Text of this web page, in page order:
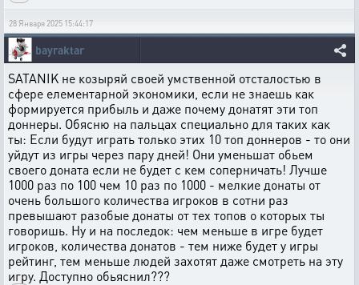
28 Января 2025 15:44:17
bayraktar
SATANIK не козыряй своей умственной отсталостью в
сфере елементарной экономики, если не знаешь как
формируется прибыль и даже почему донатят эти топ
доннеры. Обясню на пальцах специально для таких как
ты: Если будут играть только этих 10 топ доннеров - то они
уйдут из игры через пару дней! Они уменьшат обьем
своего доната если не будет с кем соперничать! Лучше
1000 раз по 100 чем 10 раз по 1000 - мелкие донаты от
очень большого количества игроков в сотни раз
превышают разобые донаты от тех топов о которых ты
говоришь. Ну и на последок: чем меньше в игре будет
игроков, количества донатов - тем ниже будет у игры
рейтинг, тем меньше людей захотят даже смотреть на эту
игру. Доступно обьяснил???